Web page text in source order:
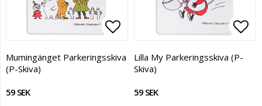
Lägg till i favoritlistan
Mumingänget Parkeringsskiva
(P-Skiva)
59 SEK
Lilla My Parkeringsskiva (P-
Skiva)
59 SEK